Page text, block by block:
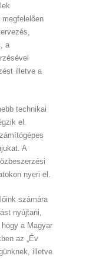
a
illetve a
technikai
el.
A
nyeri el.
számára
nyújtani,
a Magyar
az „Év
illetve